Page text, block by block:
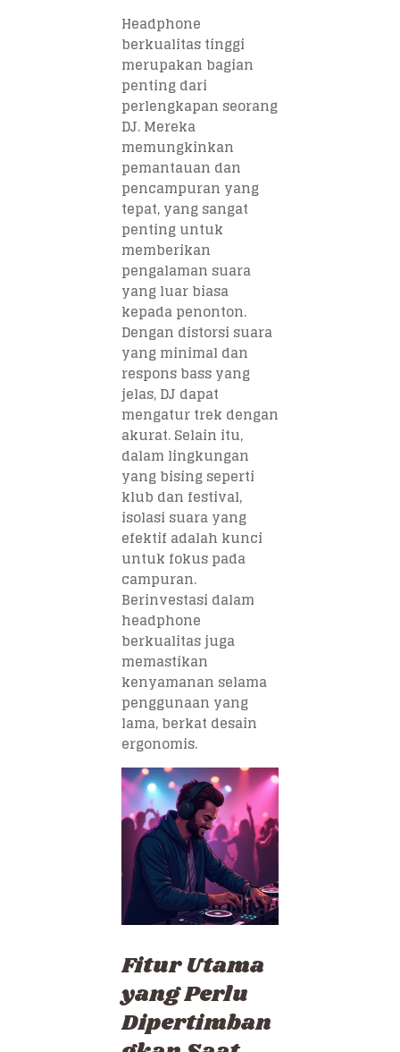
Headphone
berkualitas tinggi
merupakan bagian
penting dari
perlengkapan seorang
DJ. Mereka
memungkinkan
pemantauan dan
pencampuran yang
tepat, yang sangat
penting untuk
memberikan
pengalaman suara
yang luar biasa
kepada penonton.
Dengan distorsi suara
yang minimal dan
respons bass yang
jelas, DJ dapat
mengatur trek dengan
akurat. Selain itu,
dalam lingkungan
yang bising seperti
klub dan festival,
isolasi suara yang
efektif adalah kunci
untuk fokus pada
campuran.
Berinvestasi dalam
headphone
berkualitas juga
memastikan
kenyamanan selama
penggunaan yang
lama, berkat desain
ergonomis.
Fitur Utama
yang Perlu
Dipertimban